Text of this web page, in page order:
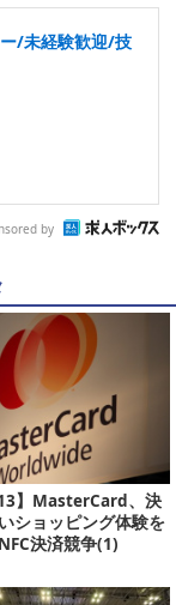
/未経験歓迎/技
by
】MasterCard、決
ショッピング体験を
決済競争(1)